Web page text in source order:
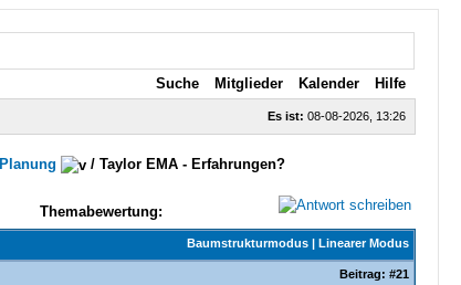
Suche Mitglieder Kalender Hilfe
Es ist: 08-08-2026, 13:26
Planung /Taylor EMA - Erfahrungen?
Themabewertung:
Baumstrukturmodus| Linearer Modus
Beitrag: #21